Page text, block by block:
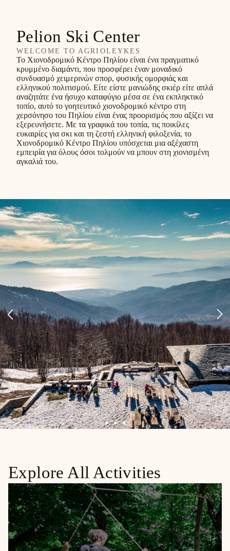
Pelion Ski Center
WELCOME TO AGRIOLEYKES
Το Χιονοδρομικό Κέντρο Πηλίου είναι ένα πραγματικό
κρυμμένο διαμάντι, που προσφέρει έναν μοναδικό
συνδυασμό χειμερινών σπορ, φυσικής ομορφιάς και
ελληνικού πολιτισμού. Είτε είστε μανιώδης σκιέρ είτε απλά
αναζητάτε ένα ήσυχο καταφύγιο μέσα σε ένα εκπληκτικό
τοπίο, αυτό το γοητευτικό χιονοδρομικό κέντρο στη
χερσόνησο του Πηλίου είναι ένας προορισμός που αξίζει να
εξερευνήσετε. Με τα γραφικά του τοπία, τις ποικίλες
ευκαιρίες για σκι και τη ζεστή ελληνική φιλοξενία, το
Χιονοδρομικό Κέντρο Πηλίου υπόσχεται μια αξέχαστη
εμπειρία για όλους όσοι τολμούν να μπουν στη χιονισμένη
αγκαλιά του.
Explore All Activities